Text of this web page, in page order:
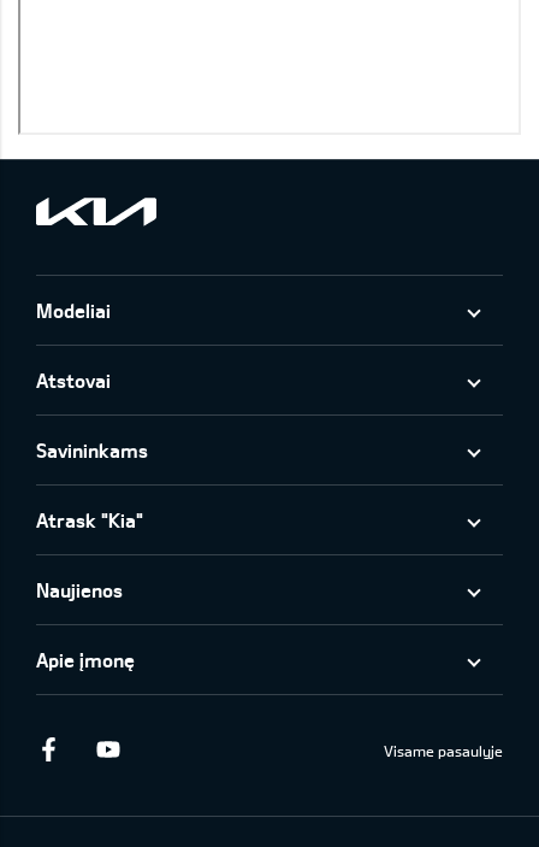
Modeliai
Atstovai
Savininkams
Atrask "Kia"
Naujienos
Apie įmonę
Facebook Visame pasaulyje